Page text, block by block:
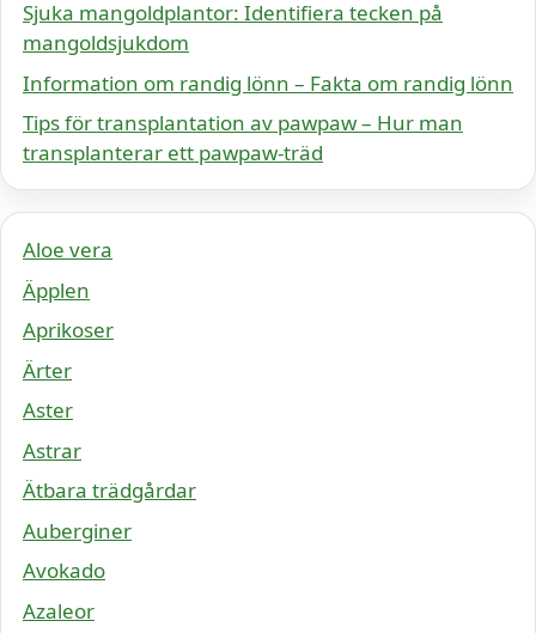
Sjuka mangoldplantor: Identifiera tecken på
mangoldsjukdom
Information om randig lönn – Fakta om randig lönn
Tips för transplantation av pawpaw – Hur man
transplanterar ett pawpaw-träd
Aloe vera
Äpplen
Aprikoser
Ärter
Aster
Astrar
Ätbara trädgårdar
Auberginer
Avokado
Azaleor